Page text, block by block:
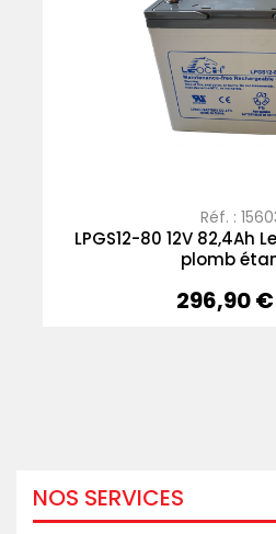
Réf. :
LPGS12-80 12V 82,4Ah
plomb
Prix
296,90 €
NOS SERVICES